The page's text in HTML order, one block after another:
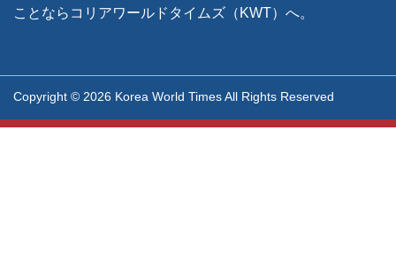
ことならコリアワールドタイムズ（KWT）へ。
Copyright © 2026 Korea World Times All Rights Reserved